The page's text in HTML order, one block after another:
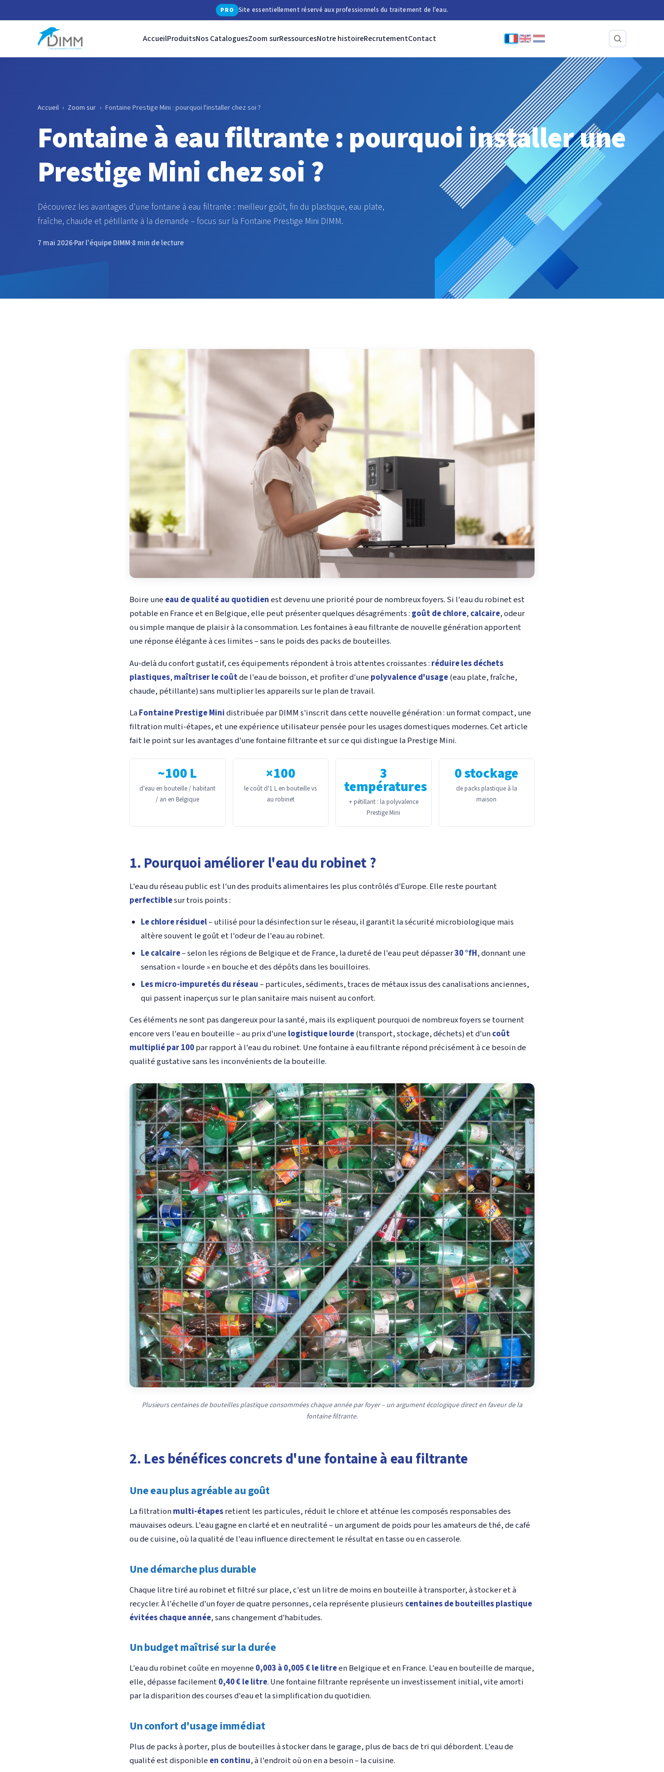
PRO Site essentiellement réservé aux professionnels du traitement de l'eau.
AccueilProduitsNos CataloguesZoom surRessourcesNotre histoireRecrutementContact
Accueil › Zoom sur › Fontaine Prestige Mini : pourquoi l'installer chez soi ?
Fontaine à eau filtrante : pourquoi installer une
Prestige Mini chez soi ?
Découvrez les avantages d'une fontaine à eau filtrante : meilleur goût, fin du plastique, eau plate,
fraîche, chaude et pétillante à la demande – focus sur la Fontaine Prestige Mini DIMM.
7 mai 2026·Par l'équipe DIMM·8 min de lecture
Boire une eau de qualité au quotidienest devenu une priorité pour de nombreux foyers. Si l'eau du robinet est
potable en France et en Belgique, elle peut présenter quelques désagréments : goût de chlore, calcaire, odeur
ou simple manque de plaisir à la consommation. Les fontaines à eau filtrante de nouvelle génération apportent
une réponse élégante à ces limites – sans le poids des packs de bouteilles.
Au-delà du confort gustatif, ces équipements répondent à trois attentes croissantes : réduire les déchets
plastiques, maîtriser le coûtde l'eau de boisson, et profiter d'une polyvalence d'usage(eau plate, fraîche,
chaude, pétillante) sans multiplier les appareils sur le plan de travail.
LaFontaine Prestige Minidistribuée par DIMM s'inscrit dans cette nouvelle génération : un format compact, une
filtration multi-étapes, et une expérience utilisateur pensée pour les usages domestiques modernes. Cet article
fait le point sur les avantages d'une fontaine filtrante et sur ce qui distingue la Prestige Mini.
~100 L
d'eau en bouteille / habitant
/ an en Belgique
×100
le coût d'1 L en bouteille vs
au robinet
3
températures
+ pétillant : la polyvalence
Prestige Mini
0 stockage
de packs plastique à la
maison
1. Pourquoi améliorer l'eau du robinet ?
L'eau du réseau public est l'un des produits alimentaires les plus contrôlés d'Europe. Elle reste pourtant
perfectiblesur trois points :
Le chlore résiduel– utilisé pour la désinfection sur le réseau, il garantit la sécurité microbiologique mais
altère souvent le goût et l'odeur de l'eau au robinet.
Le calcaire– selon les régions de Belgique et de France, la dureté de l'eau peut dépasser30 °fH, donnant une
sensation « lourde » en bouche et des dépôts dans les bouilloires.
Les micro-impuretés du réseau– particules, sédiments, traces de métaux issus des canalisations anciennes,
qui passent inaperçus sur le plan sanitaire mais nuisent au confort.
Ces éléments ne sont pas dangereux pour la santé, mais ils expliquent pourquoi de nombreux foyers se tournent
encore vers l'eau en bouteille – au prix d'une logistique lourde(transport, stockage, déchets) et d'uncoût
multiplié par 100par rapport à l'eau du robinet. Une fontaine à eau filtrante répond précisément à ce besoin de
qualité gustative sans les inconvénients de la bouteille.
Plusieurs centaines de bouteilles plastique consommées chaque année par foyer – un argument écologique direct en faveur de la
fontaine filtrante.
2. Les bénéfices concrets d'une fontaine à eau filtrante
Une eau plus agréable au goût
La filtrationmulti-étapesretient les particules, réduit le chlore et atténue les composés responsables des
mauvaises odeurs. L'eau gagne en clarté et en neutralité – un argument de poids pour les amateurs de thé, de café
ou de cuisine, où la qualité de l'eau influence directement le résultat en tasse ou en casserole.
Une démarche plus durable
Chaque litre tiré au robinet et filtré sur place, c'est un litre de moins en bouteille à transporter, à stocker et à
recycler. À l'échelle d'un foyer de quatre personnes, cela représente plusieurs centaines de bouteilles plastique
évitées chaque année, sans changement d'habitudes.
Un budget maîtrisé sur la durée
L'eau du robinet coûte en moyenne 0,003 à 0,005 € le litreen Belgique et en France. L'eau en bouteille de marque,
elle, dépasse facilement0,40 € le litre. Une fontaine filtrante représente un investissement initial, vite amorti
par la disparition des courses d'eau et la simplification du quotidien.
Un confort d'usage immédiat
Plus de packs à porter, plus de bouteilles à stocker dans le garage, plus de bacs de tri qui débordent. L'eau de
qualité est disponible en continu, à l'endroit où on en a besoin – la cuisine.